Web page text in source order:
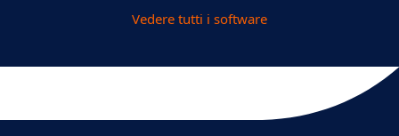
Vedere tutti i software